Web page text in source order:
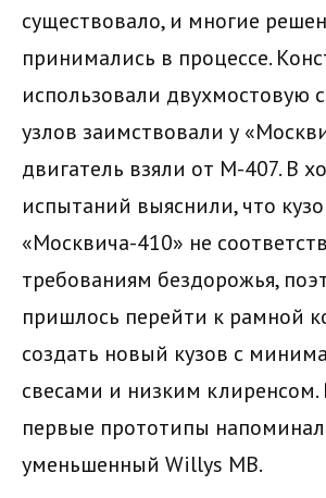
существовало, и многие
принимались в процессе.
использовали двухмостовую
узлов заимствовали у
двигатель взяли от М-407. В
испытаний выяснили, что
«Москвича-410» не
требованиям бездорожья,
пришлось перейти к рамной
создать новый кузов с
свесами и низким клиренсом.
первые прототипы
уменьшенный Willys MB.